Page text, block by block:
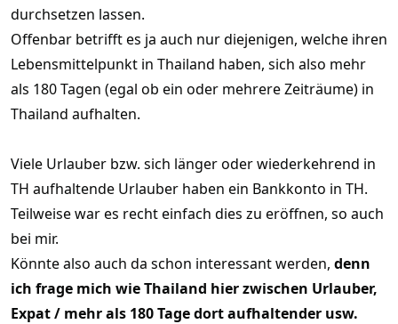
durchsetzen lassen.
Offenbar betrifft es ja auch nur diejenigen, welche ihren
Lebensmittelpunkt in Thailand haben, sich also mehr
als 180 Tagen (egal ob ein oder mehrere Zeiträume) in
Thailand aufhalten.
Viele Urlauber bzw. sich länger oder wiederkehrend in
TH aufhaltende Urlauber haben ein Bankkonto in TH.
Teilweise war es recht einfach dies zu eröffnen, so auch
bei mir.
Könnte also auch da schon interessant werden, denn
ich frage mich wie Thailand hier zwischen Urlauber,
Expat / mehr als 180 Tage dort aufhaltender usw.